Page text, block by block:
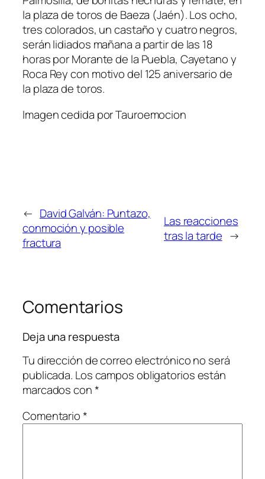
la plaza de toros de Baeza (Jaén). Los ocho,
tres colorados, un castaño y cuatro negros,
serán lidiados mañana a partir de las 18
horas por Morante de la Puebla, Cayetano y
Roca Rey con motivo del 125 aniversario de
la plaza de toros.
Imagen cedida por Tauroemocion
← David Galván: Puntazo,
conmoción y posible
fractura
Las reacciones
tras la tarde →
Comentarios
Deja una respuesta
Tu dirección de correo electrónico no será
publicada. Los campos obligatorios están
marcados con*
Comentario*